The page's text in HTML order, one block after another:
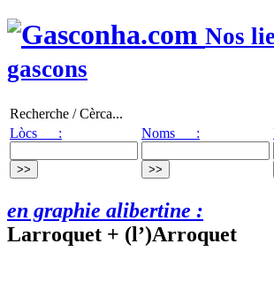
Nos
gascons
Recherche / Cèrca...
Lòcs :
Noms :
en graphie alibertine :
Larroquet + (l’)Arroquet